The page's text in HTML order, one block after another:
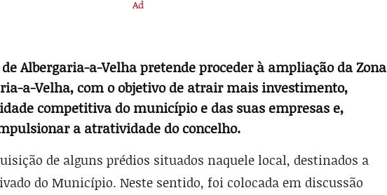
Albergaria-a­-Velha pretende proceder à ampliação da Zona
a-Velha, com o objetivo de atrair mais investi­mento,
com­petitiva do município e das suas empre­sas e,
a atratividade do concelho.
de alguns prédios situados naquele local, destinados a
do Municí­pio. Neste sentido, foi colocada em discus­são